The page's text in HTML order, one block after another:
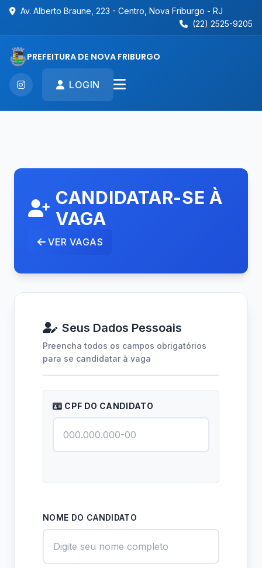
Av. Alberto Braune, 223 - Centro, Nova Friburgo - RJ
(22) 2525-9205
PREFEITURA DE NOVA FRIBURGO
LOGIN
CANDIDATAR-SE À
VAGA
VER VAGAS
Seus Dados Pessoais
Preencha todos os campos obrigatórios
para se candidatar à vaga
CPF DO CANDIDATO
NOME DO CANDIDATO